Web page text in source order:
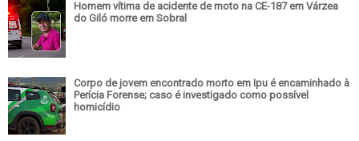
Homem vítima de acidente de moto na CE-187 em Várzea
do Giló morre em Sobral
Corpo de jovem encontrado morto em Ipu é encaminhado à
Perícia Forense; caso é investigado como possível
homicídio